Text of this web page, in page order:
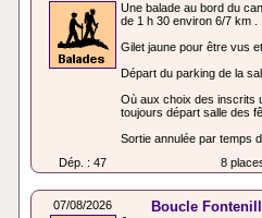
Une balade au bord du
de 1 h 30 environ 6/7 km .
Gilet jaune pour être vus
Départ du parking de la
Où aux choix des inscrits
toujours départ salle des
Sortie annulée par temps
Dép. : 47
8
07/08/2026 Boucle